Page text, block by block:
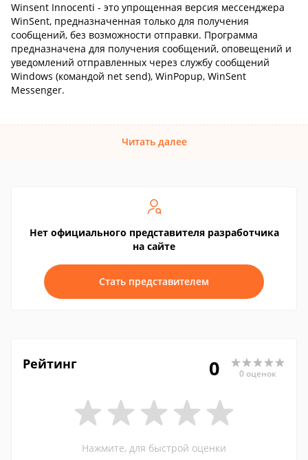
Winsent Innocenti - это упрощенная версия мессенджера
WinSent, предназначенная только для получения
сообщений, без возможности отправки. Программа
предназначена для получения сообщений, оповещений и
уведомлений отправленных через службу сообщений
Windows (командой net send), WinPopup, WinSent
Messenger.
Читать далее
Нет официального представителя разработчика
на сайте
Стать представителем
Рейтинг 0 0 оценок
Нажмите, для быстрой оценки